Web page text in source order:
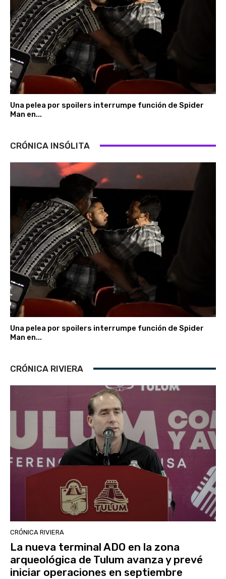
Una pelea por spoilers interrumpe función de Spider
Man en...
CRÓNICA INSÓLITA
Una pelea por spoilers interrumpe función de Spider
Man en...
CRÓNICA RIVIERA
CRÓNICA RIVIERA
La nueva terminal ADO en la zona
arqueológica de Tulum avanza y prevé
iniciar operaciones en septiembre